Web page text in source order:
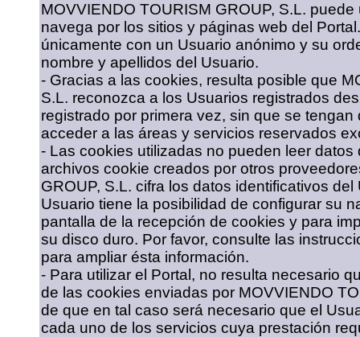
MOVVIENDO TOURISM GROUP, S.L.
navega por los sitios y páginas web del
únicamente con un Usuario anónimo y su
nombre y apellidos del Usuario.
- Gracias a las cookies, resulta posible que
S.L. reconozca a los Usuarios registrados
registrado por primera vez, sin que se
acceder a las áreas y servicios reservados
- Las cookies utilizadas no pueden leer
archivos cookie creados por otros
GROUP, S.L. cifra los datos identificativos
Usuario tiene la posibilidad de configurar su
pantalla de la recepción de cookies y para
su disco duro. Por favor, consulte las
para ampliar ésta información.
- Para utilizar el Portal, no resulta necesario
de las cookies enviadas por MOVVIENDO
de que en tal caso será necesario que el
cada uno de los servicios cuya prestación